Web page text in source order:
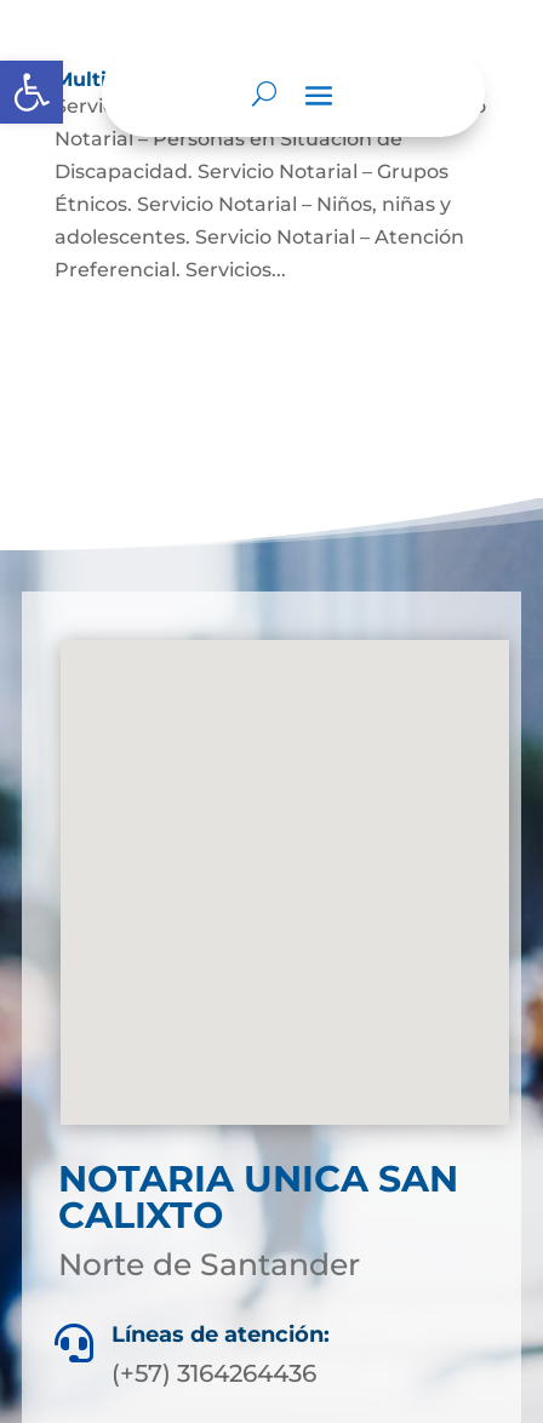
Abrir barra de herramientas
Multimedia
Servicio Notarial – Fuerzas Militares. Servicio
Notarial – Personas en Situación de
Discapacidad. Servicio Notarial – Grupos
Étnicos. Servicio Notarial – Niños, niñas y
adolescentes. Servicio Notarial – Atención
Preferencial. Servicios...
NOTARIA UNICA SAN
CALIXTO
Norte de Santander
 Líneas de atención:
(+57) 3164264436